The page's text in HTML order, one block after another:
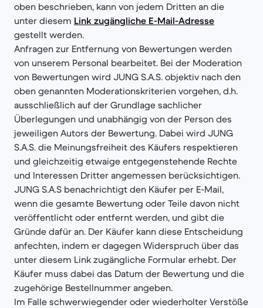
oben beschrieben, kann von jedem Dritten an die
unter diesem Link zugängliche E-Mail-Adresse
gestellt werden.
Anfragen zur Entfernung von Bewertungen werden
von unserem Personal bearbeitet. Bei der Moderation
von Bewertungen wird JUNG S.A.S. objektiv nach den
oben genannten Moderationskriterien vorgehen, d.h.
ausschließlich auf der Grundlage sachlicher
Überlegungen und unabhängig von der Person des
jeweiligen Autors der Bewertung. Dabei wird JUNG
S.A.S. die Meinungsfreiheit des Käufers respektieren
und gleichzeitig etwaige entgegenstehende Rechte
und Interessen Dritter angemessen berücksichtigen.
JUNG S.A.S benachrichtigt den Käufer per E-Mail,
wenn die gesamte Bewertung oder Teile davon nicht
veröffentlicht oder entfernt werden, und gibt die
Gründe dafür an. Der Käufer kann diese Entscheidung
anfechten, indem er dagegen Widerspruch über das
unter diesem Link zugängliche Formular erhebt. Der
Käufer muss dabei das Datum der Bewertung und die
zugehörige Bestellnummer angeben.
Im Falle schwerwiegender oder wiederholter Verstöße